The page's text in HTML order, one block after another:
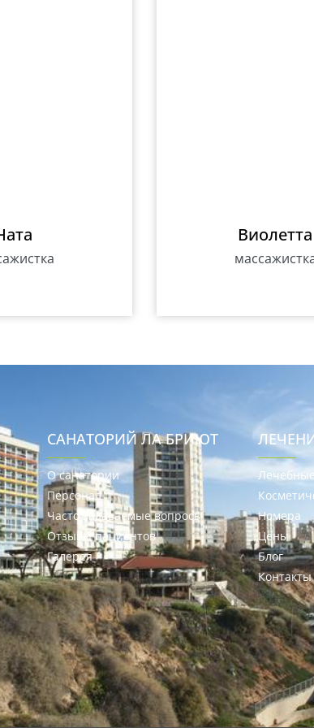
Виолетта
САНАТОРИЙ ЛА БРИЮТ
О санатории
Персонал
Часто задаваемые вопросы
Отзывы пациентов
Галерея
Номера
Цены
Блог
Контакты